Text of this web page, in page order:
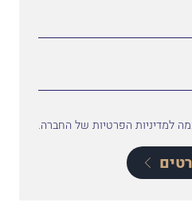
למדיניות הפרטיות של החברה.